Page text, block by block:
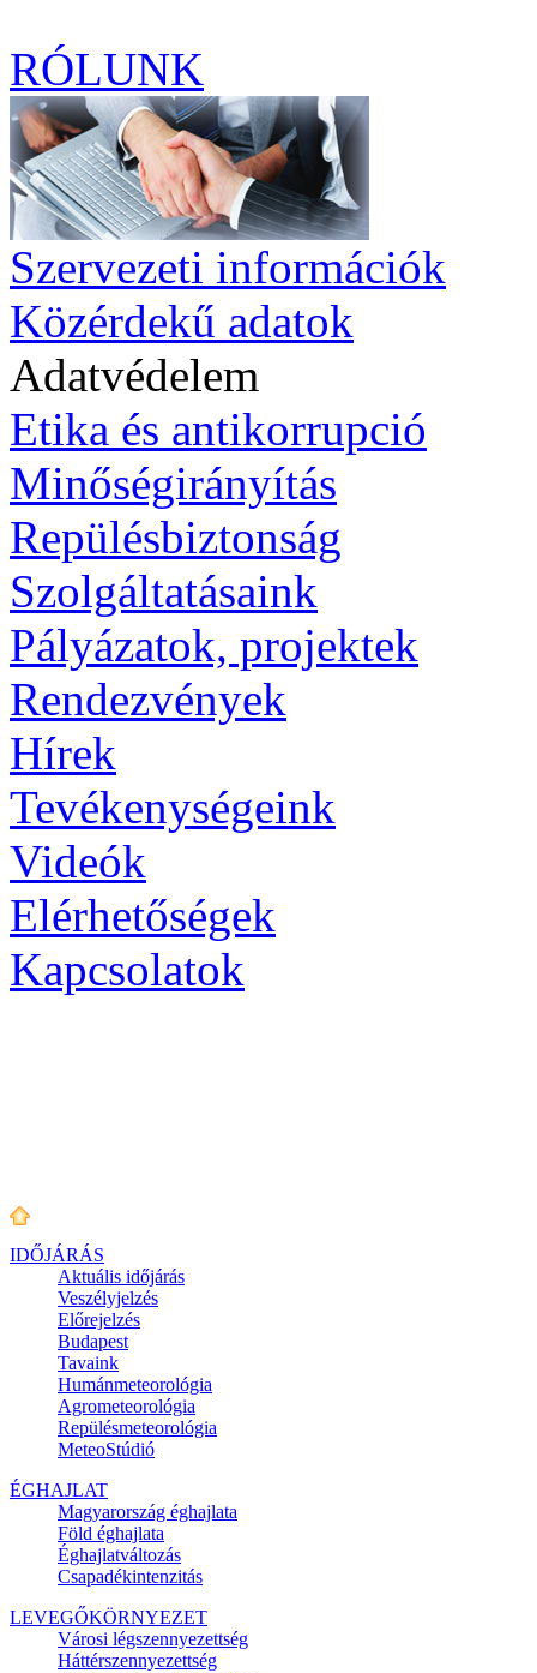
RÓLUNK
Szervezeti információk
Közérdekű adatok
Adatvédelem
Etika és antikorrupció
Minőségirányítás
Repülésbiztonság
Szolgáltatásaink
Pályázatok, projektek
Rendezvények
Hírek
Tevékenységeink
Videók
Elérhetőségek
Kapcsolatok
IDŐJÁRÁS
Aktuális időjárás
Veszélyjelzés
Előrejelzés
Budapest
Tavaink
Humánmeteorológia
Agrometeorológia
Repülésmeteorológia
MeteoStúdió
ÉGHAJLAT
Magyarország éghajlata
Föld éghajlata
Éghajlatváltozás
Csapadékintenzitás
LEVEGŐKÖRNYEZET
Városi légszennyezettség
Háttérszennyezettség